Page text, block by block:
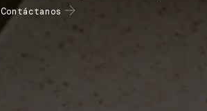
Contáctanos